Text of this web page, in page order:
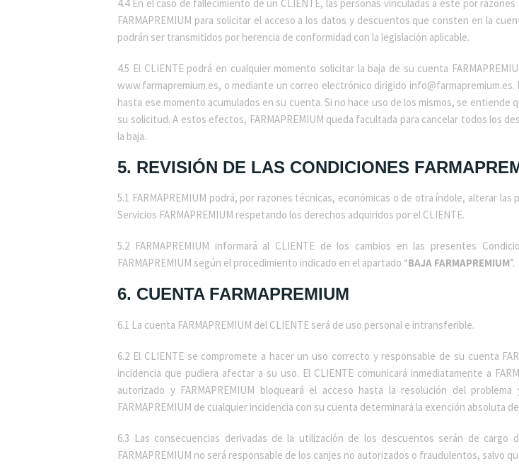
4.4 En el caso de fallecimiento de un CLIENTE, las personas vinculadas a éste por
FARMAPREMIUM para solicitar el acceso a los datos y descuentos que consten en la
podrán ser transmitidos por herencia de conformidad con la legislación aplicable.
4.5 El CLIENTE podrá en cualquier momento solicitar la baja de su cuenta
www.farmapremium.es, o mediante un correo electrónico dirigido
hasta ese momento acumulados en su cuenta. Si no hace uso de los mismos, se entiende
su solicitud. A estos efectos, FARMAPREMIUM queda facultada para cancelar todos los
la baja.
5. REVISIÓN DE LAS CONDICIONES
5.1 FARMAPREMIUM podrá, por razones técnicas, económicas o de otra índole, alterar
Servicios FARMAPREMIUM respetando los derechos adquiridos por el CLIENTE.
5.2 FARMAPREMIUM informará al CLIENTE de los cambios en las presentes
FARMAPREMIUM según el procedimiento indicado en el apartado “BAJA FARMAPREMIUM”.
6. CUENTA FARMAPREMIUM
6.1 La cuenta FARMAPREMIUM del CLIENTE será de uso personal e intransferible.
6.2 El CLIENTE se compromete a hacer un uso correcto y responsable de su cuenta
incidencia que pudiera afectar a su uso. El CLIENTE comunicará inmediatamente a
autorizado y FARMAPREMIUM bloqueará el acceso hasta la resolución del
FARMAPREMIUM de cualquier incidencia con su cuenta determinará la exención absoluta
6.3 Las consecuencias derivadas de la utilización de los descuentos serán de
FARMAPREMIUM no será responsable de los canjes no autorizados o fraudulentos, salvo